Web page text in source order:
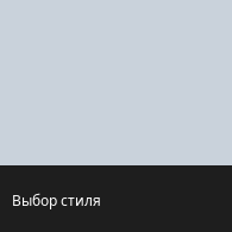
Выбор стиля